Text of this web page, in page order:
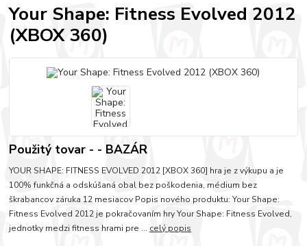
Your Shape: Fitness Evolved 2012
(XBOX 360)
Použitý tovar - - BAZÁR
YOUR SHAPE: FITNESS EVOLVED 2012 [XBOX 360] hra je z výkupu a je
100% funkčná a odskúšaná obal bez poškodenia, médium bez
škrabancov záruka 12 mesiacov Popis nového produktu: Your Shape:
Fitness Evolved 2012 je pokračovaním hry Your Shape: Fitness Evolved,
jednotky medzi fitness hrami pre ... celý popis